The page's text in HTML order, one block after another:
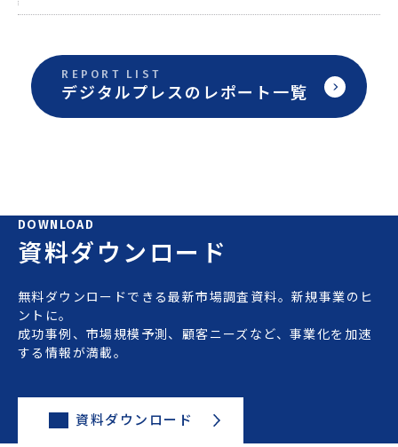
REPORT LIST
デジタルプレスのレポート一覧
DOWNLOAD
資料ダウンロード
無料ダウンロードできる最新市場調査資料。新規事業のヒ
ントに。
成功事例、市場規模予測、顧客ニーズなど、事業化を加速
する情報が満載。
資料ダウンロード